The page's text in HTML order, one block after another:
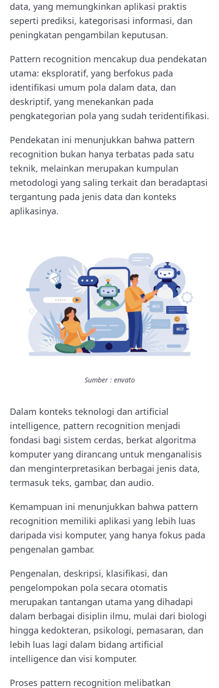
data, yang memungkinkan aplikasi praktis
seperti prediksi, kategorisasi informasi, dan
peningkatan pengambilan keputusan.
Pattern recognition mencakup dua pendekatan
utama: eksploratif, yang berfokus pada
identifikasi umum pola dalam data, dan
deskriptif, yang menekankan pada
pengkategorian pola yang sudah teridentifikasi.
Pendekatan ini menunjukkan bahwa pattern
recognition bukan hanya terbatas pada satu
teknik, melainkan merupakan kumpulan
metodologi yang saling terkait dan beradaptasi
tergantung pada jenis data dan konteks
aplikasinya.
Sumber : envato
Dalam konteks teknologi dan artificial
intelligence, pattern recognition menjadi
fondasi bagi sistem cerdas, berkat algoritma
komputer yang dirancang untuk menganalisis
dan menginterpretasikan berbagai jenis data,
termasuk teks, gambar, dan audio.
Kemampuan ini menunjukkan bahwa pattern
recognition memiliki aplikasi yang lebih luas
daripada visi komputer, yang hanya fokus pada
pengenalan gambar.
Pengenalan, deskripsi, klasifikasi, dan
pengelompokan pola secara otomatis
merupakan tantangan utama yang dihadapi
dalam berbagai disiplin ilmu, mulai dari biologi
hingga kedokteran, psikologi, pemasaran, dan
lebih luas lagi dalam bidang artificial
intelligence dan visi komputer.
Proses pattern recognition melibatkan